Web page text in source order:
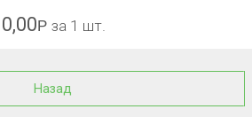
0,00Р за 1 шт.
Назад